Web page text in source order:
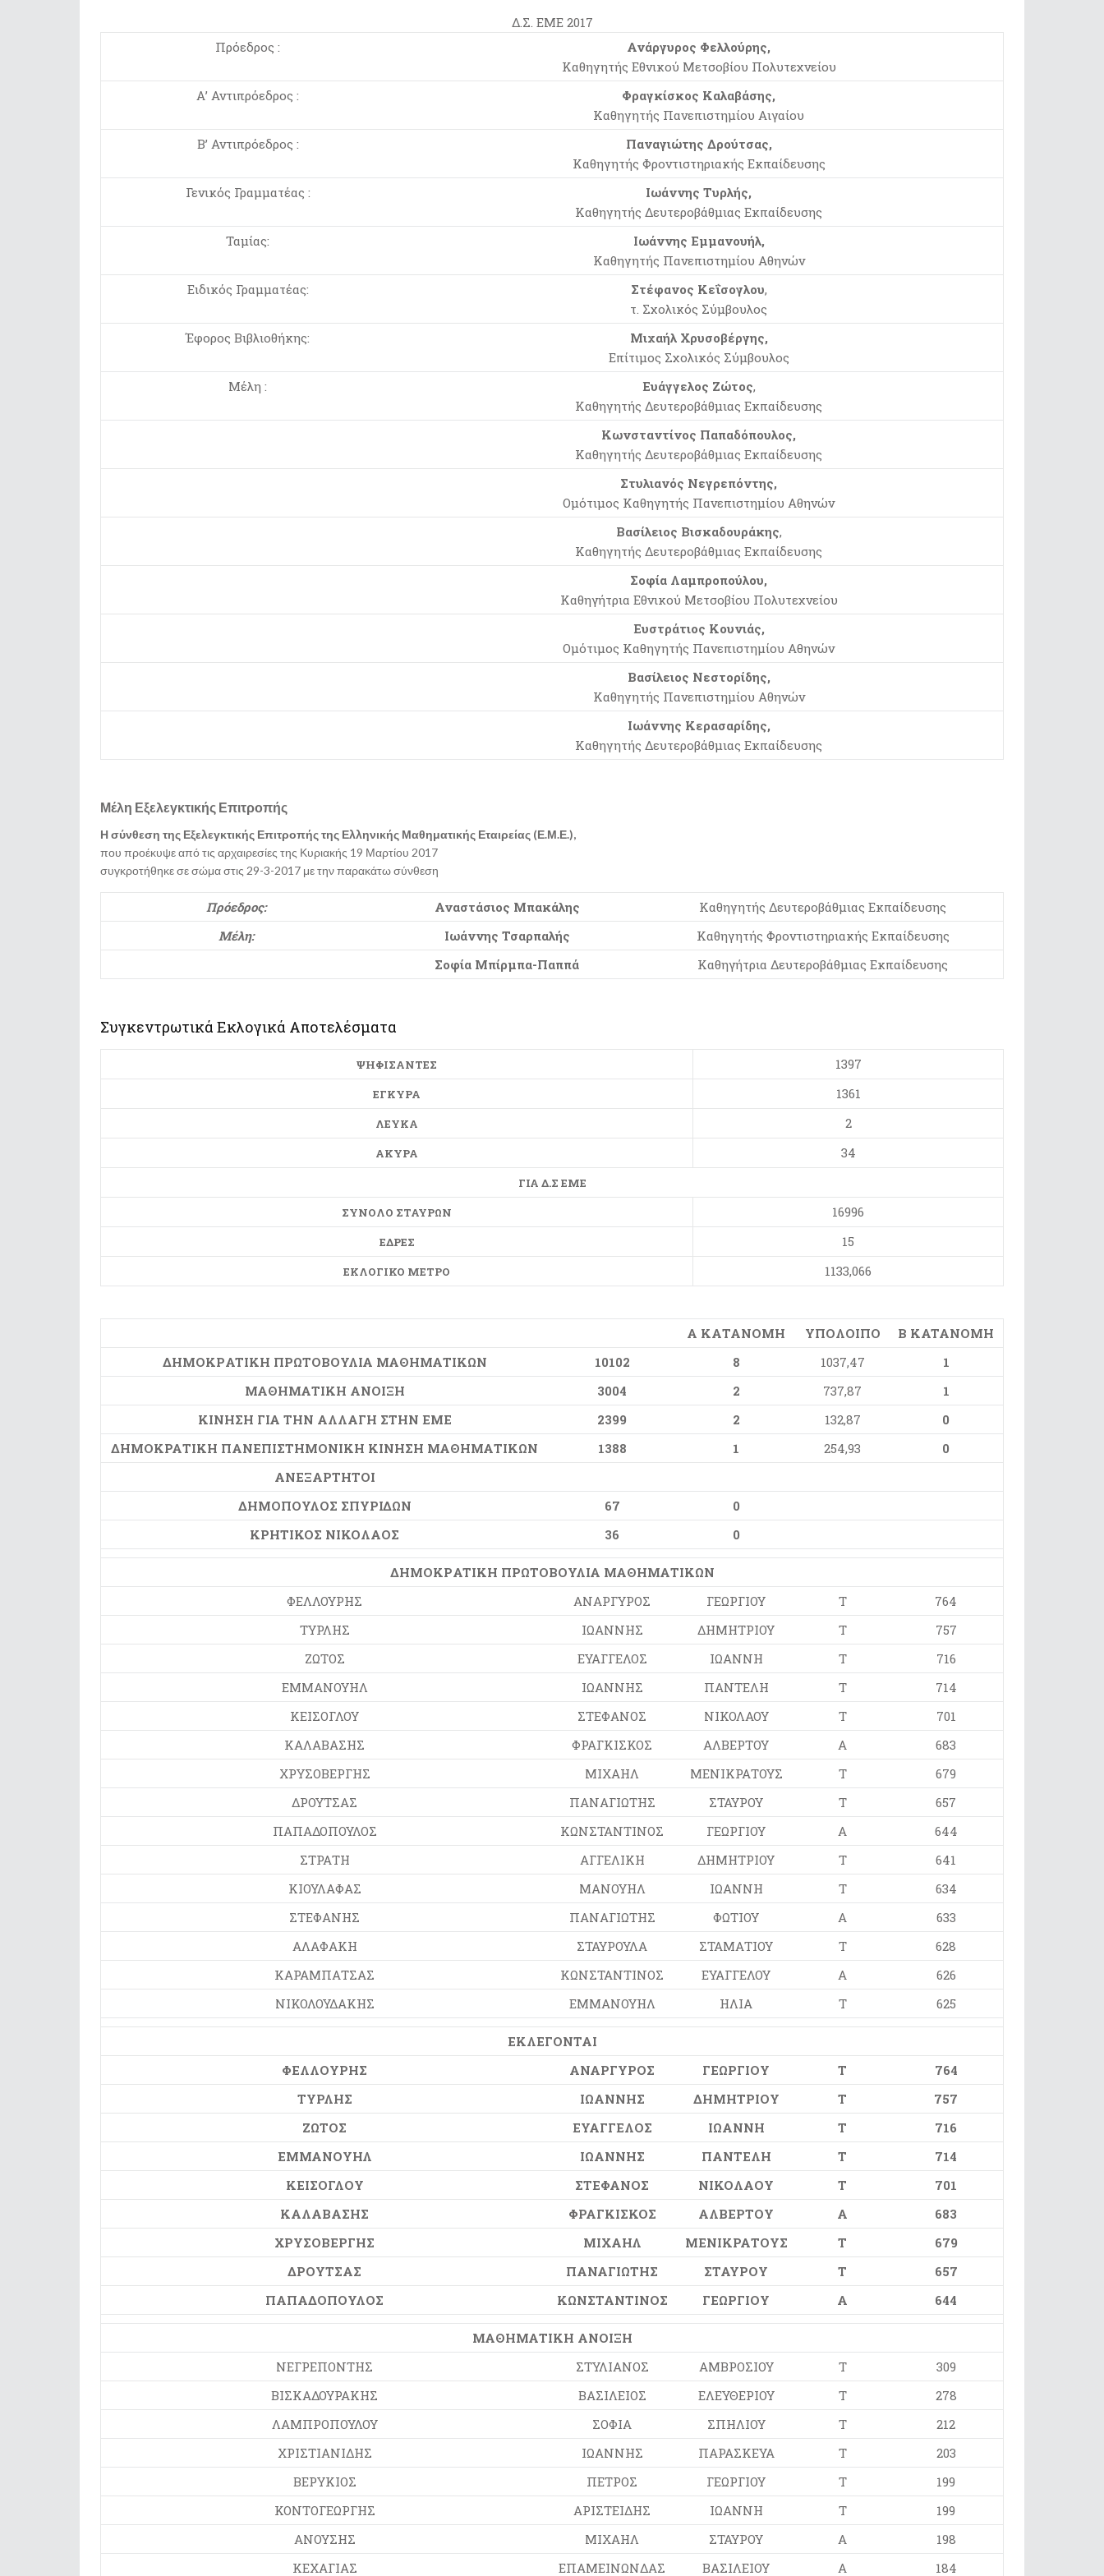
Δ.Σ. ΕΜΕ 2017
Πρόεδρος :
Ανάργυρος Φελλούρης,
Καθηγητής Εθνικού Μετσοβίου Πολυτεχνείου
Α’ Αντιπρόεδρος :
Φραγκίσκος Καλαβάσης,
Καθηγητής Πανεπιστημίου Αιγαίου
Β’ Αντιπρόεδρος :
Παναγιώτης Δρούτσας,
Καθηγητής Φροντιστηριακής Εκπαίδευσης
Γενικός Γραμματέας :
Ιωάννης Τυρλής,
Καθηγητής Δευτεροβάθμιας Εκπαίδευσης
Ταμίας:
Ιωάννης Εμμανουήλ,
Καθηγητής Πανεπιστημίου Αθηνών
Ειδικός Γραμματέας:
Στέφανος Κεΐσογλου,
τ. Σχολικός Σύμβουλος
Έφορος Βιβλιοθήκης:
Μιχαήλ Χρυσοβέργης,
Επίτιμος Σχολικός Σύμβουλος
Μέλη :
Ευάγγελος Ζώτος,
Καθηγητής Δευτεροβάθμιας Εκπαίδευσης
Κωνσταντίνος Παπαδόπουλος,
Καθηγητής Δευτεροβάθμιας Εκπαίδευσης
Στυλιανός Νεγρεπόντης,
Ομότιμος Καθηγητής Πανεπιστημίου Αθηνών
Βασίλειος Βισκαδουράκης,
Καθηγητής Δευτεροβάθμιας Εκπαίδευσης
Σοφία Λαμπροπούλου,
Καθηγήτρια Εθνικού Μετσοβίου Πολυτεχνείου
Ευστράτιος Κουνιάς,
Ομότιμος Καθηγητής Πανεπιστημίου Αθηνών
Βασίλειος Νεστορίδης,
Καθηγητής Πανεπιστημίου Αθηνών
Ιωάννης Κερασαρίδης,
Καθηγητής Δευτεροβάθμιας Εκπαίδευσης
Μέλη Εξελεγκτικής Επιτροπής
Η σύνθεση της Εξελεγκτικής Επιτροπής της Ελληνικής Μαθηματικής Εταιρείας (Ε.Μ.Ε.),
που προέκυψε από τις αρχαιρεσίες της Κυριακής 19 Μαρτίου 2017
συγκροτήθηκε σε σώμα στις 29-3-2017 με την παρακάτω σύνθεση
Πρόεδρος: Αναστάσιος Μπακάλης
Καθηγητής Δευτεροβάθμιας Εκπαίδευσης
Μέλη:
Ιωάννης Τσαρπαλής
Καθηγητής Φροντιστηριακής Εκπαίδευσης
Σοφία Μπίρμπα-Παππά
Καθηγήτρια Δευτεροβάθμιας Εκπαίδευσης
Συγκεντρωτικά Εκλογικά Αποτελέσματα
ΨΗΦΙΣΑΝΤΕΣ 1397
ΕΓΚΥΡΑ 1361
ΛΕΥΚΑ 2
ΑΚΥΡΑ 34
ΓΙΑ Δ.Σ ΕΜΕ
ΣΥΝΟΛΟ ΣΤΑΥΡΩΝ
16996
ΕΔΡΕΣ 15
ΕΚΛΟΓΙΚΟ ΜΕΤΡΟ 1133,066
Α ΚΑΤΑΝΟΜΗ ΥΠΟΛΟΙΠΟ
B KATANOMH
ΔΗΜΟΚΡATIKH ΠΡΩΤΟΒΟΥΛΙΑ ΜΑΘΗΜΑΤΙΚΩΝ
10102 8 1037,47
1
ΜΑΘΗΜΑΤΙΚΗ ΑΝΟΙΞΗ
3004 2 737,87
1
ΚΙΝΗΣΗ ΓΙΑ ΤΗΝ ΑΛΛΑΓΗ ΣΤΗΝ ΕΜΕ
2399 2 132,87
0
ΔΗΜΟΚΡΑΤΙΚΗ ΠΑΝΕΠΙΣΤΗΜΟΝΙΚΗ ΚΙΝΗΣΗ ΜΑΘΗΜΑΤΙΚΩΝ
1388 1 254,93
0
ΑΝΕΞΑΡΤΗΤΟΙ
ΔΗΜΟΠΟΥΛΟΣ ΣΠΥΡΙΔΩΝ
67
0
ΚΡΗΤΙΚΟΣ ΝΙΚΟΛΑΟΣ
36 0
ΔΗΜΟΚΡATIKH ΠΡΩΤΟΒΟΥΛΙΑ ΜΑΘΗΜΑΤΙΚΩΝ
ΦΕΛΛΟΥΡΗΣ
ΑΝΑΡΓΥΡΟΣ ΓΕΩΡΓΙΟΥ Τ
764
ΤΥΡΛΗΣ
ΙΩΑΝΝΗΣ ΔΗΜΗΤΡΙΟΥ Τ
757
ΖΩΤΟΣ
ΕΥΑΓΓΕΛΟΣ ΙΩΑΝΝΗ Τ
716
ΕΜΜΑΝΟΥΗΛ
ΙΩΑΝΝΗΣ ΠΑΝΤΕΛΗ Τ
714
ΚΕΙΣΟΓΛΟΥ
ΣΤΕΦΑΝΟΣ ΝΙΚΟΛΑΟΥ Τ
701
ΚΑΛΑΒΑΣΗΣ
ΦΡΑΓΚΙΣΚΟΣ ΑΛΒΕΡΤΟΥ Α
683
ΧΡΥΣΟΒΕΡΓΗΣ
ΜΙΧΑΗΛ ΜΕΝΙΚΡΑΤΟΥΣ Τ
679
ΔΡΟΥΤΣΑΣ
ΠΑΝΑΓΙΩΤΗΣ ΣΤΑΥΡΟΥ Τ
657
ΠΑΠΑΔΟΠΟΥΛΟΣ
ΚΩΝΣΤΑΝΤΙΝΟΣ ΓΕΩΡΓΙΟΥ Α
644
ΣΤΡΑΤΗ
ΑΓΓΕΛΙΚΗ ΔΗΜΗΤΡΙΟΥ Τ
641
ΚΙΟΥΛΑΦΑΣ
ΜΑΝΟΥΗΛ ΙΩΑΝΝΗ Τ
634
ΣΤΕΦΑΝΗΣ
ΠΑΝΑΓΙΩΤΗΣ ΦΩΤΙΟΥ Α
633
ΑΛΑΦΑΚΗ
ΣΤΑΥΡΟΥΛΑ ΣΤΑΜΑΤΙΟΥ Τ
628
ΚΑΡΑΜΠΑΤΣΑΣ
ΚΩΝΣΤΑΝΤΙΝΟΣ ΕΥΑΓΓΕΛΟΥ Α
626
ΝΙΚΟΛΟΥΔΑΚΗΣ
ΕΜΜΑΝΟΥΗΛ ΗΛΙΑ Τ 625
ΕΚΛΕΓΟΝΤΑΙ
ΦΕΛΛΟΥΡΗΣ
ΑΝΑΡΓΥΡΟΣ ΓΕΩΡΓΙΟΥ Τ
764
ΤΥΡΛΗΣ
ΙΩΑΝΝΗΣ ΔΗΜΗΤΡΙΟΥ Τ
757
ΖΩΤΟΣ
ΕΥΑΓΓΕΛΟΣ ΙΩΑΝΝΗ Τ
716
ΕΜΜΑΝΟΥΗΛ
ΙΩΑΝΝΗΣ ΠΑΝΤΕΛΗ Τ
714
ΚΕΙΣΟΓΛΟΥ
ΣΤΕΦΑΝΟΣ ΝΙΚΟΛΑΟΥ Τ
701
ΚΑΛΑΒΑΣΗΣ
ΦΡΑΓΚΙΣΚΟΣ ΑΛΒΕΡΤΟΥ Α
683
ΧΡΥΣΟΒΕΡΓΗΣ
ΜΙΧΑΗΛ ΜΕΝΙΚΡΑΤΟΥΣ Τ
679
ΔΡΟΥΤΣΑΣ
ΠΑΝΑΓΙΩΤΗΣ ΣΤΑΥΡΟΥ Τ
657
ΠΑΠΑΔΟΠΟΥΛΟΣ
ΚΩΝΣΤΑΝΤΙΝΟΣ ΓΕΩΡΓΙΟΥ Α 644
ΜΑΘΗΜΑΤΙΚΗ ΑΝΟΙΞΗ
ΝΕΓΡΕΠΟΝΤΗΣ
ΣΤΥΛΙΑΝΟΣ ΑΜΒΡΟΣΙΟΥ Τ
309
ΒΙΣΚΑΔΟΥΡΑΚΗΣ
ΒΑΣΙΛΕΙΟΣ ΕΛΕΥΘΕΡΙΟΥ Τ
278
ΛΑΜΠΡΟΠΟΥΛΟΥ
ΣΟΦΙΑ ΣΠΗΛΙΟΥ Τ
212
ΧΡΙΣΤΙΑΝΙΔΗΣ
ΙΩΑΝΝΗΣ ΠΑΡΑΣΚΕΥΑ Τ
203
ΒΕΡΥΚΙΟΣ
ΠΕΤΡΟΣ ΓΕΩΡΓΙΟΥ Τ
199
ΚΟΝΤΟΓΕΩΡΓΗΣ
ΑΡΙΣΤΕΙΔΗΣ ΙΩΑΝΝΗ Τ
199
ΑΝΟΥΣΗΣ
ΜΙΧΑΗΛ ΣΤΑΥΡΟΥ Α
198
ΚΕΧΑΓΙΑΣ
ΕΠΑΜΕΙΝΩΝΔΑΣ ΒΑΣΙΛΕΙΟΥ Α 184